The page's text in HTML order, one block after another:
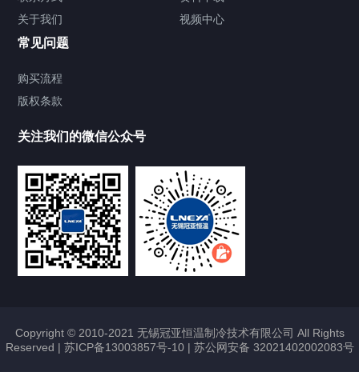
Chiller气体控温系统
Chamber试验箱
FREEZER低温箱
VOCs冷凝回收装置
关于我们
视频中心
常见问题
购买流程
版权条款
关注我们的微信公众号
Copyright © 2010-2021 无锡冠亚恒温制冷技术有限公司 All Rights
Reserved | 苏ICP备13003857号-10| 苏公网安备 32021402002083号